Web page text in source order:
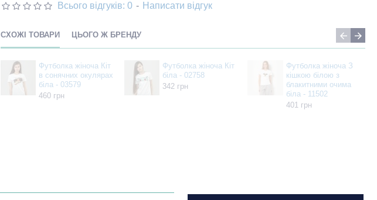
Всього відгуків: 0 - Написати відгук
СХОЖІ ТОВАРИ ЦЬОГО Ж БРЕНДУ
Футболка жіноча Кіт
в сонячних окулярах
біла - 03579
460 грн
Футболка жіноча Кіт
біла - 02758
342 грн
Футболка жіноча З
кішкою білою з
блакитними очима
біла - 11502
401 грн